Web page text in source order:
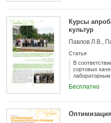
используемые
Курсы
культур
Павлов Л.В.,
Статья
В
сортовых
Бесплатно